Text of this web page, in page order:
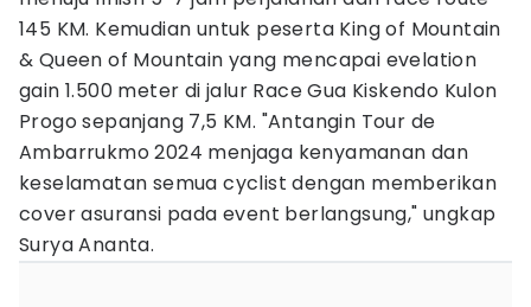
145 KM. Kemudian untuk peserta King of Mountain
& Queen of Mountain yang mencapai evelation
gain 1.500 meter di jalur Race Gua Kiskendo Kulon
Progo sepanjang 7,5 KM. "Antangin Tour de
Ambarrukmo 2024 menjaga kenyamanan dan
keselamatan semua cyclist dengan memberikan
cover asuransi pada event berlangsung," ungkap
Surya Ananta.